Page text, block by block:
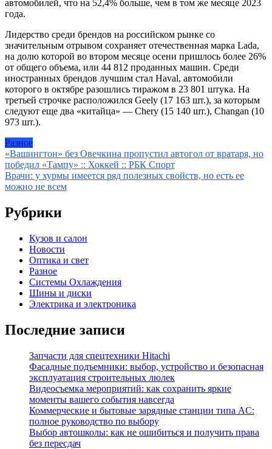
автомобилей, что на 52,4% больше, чем в том же месяце 2023
года.
Лидерство среди брендов на российском рынке со
значительным отрывом сохраняет отечественная марка Lada,
на долю которой во втором месяце осени пришлось более 26%
от общего объема, или 44 812 проданных машин. Среди
иностранных брендов лучшим стал Haval, автомобили
которого в октябре разошлись тиражом в 23 801 штука. На
третьей строчке расположился Geely (17 163 шт.), за которым
следуют еще два «китайца» — Chery (15 140 шт.), Changan (10
973 шт.).
Разное
Навигация
по
записям
«Вашингтон» без Овечкина пропустил автогол от вратаря, но
победил «Тампу» :: Хоккей :: РБК Спорт
Врачи: у хурмы имеется ряд полезных свойств, но есть ее
можно не всем
Рубрики
Кузов и салон
Новости
Оптика и свет
Разное
Системы Охлаждения
Шины и диски
Электрика и электроника
Последние записи
Запчасти для спецтехники Hitachi
Фасадные подъемники: выбор, устройство и безопасная
эксплуатация строительных люлек
Видеосъемка мероприятий: как сохранить яркие
моменты вашего события навсегда
Коммерческие и бытовые зарядные станции типа AC:
полное руководство по выбору
Выбор автошколы: как не ошибиться и получить права
без пересдач